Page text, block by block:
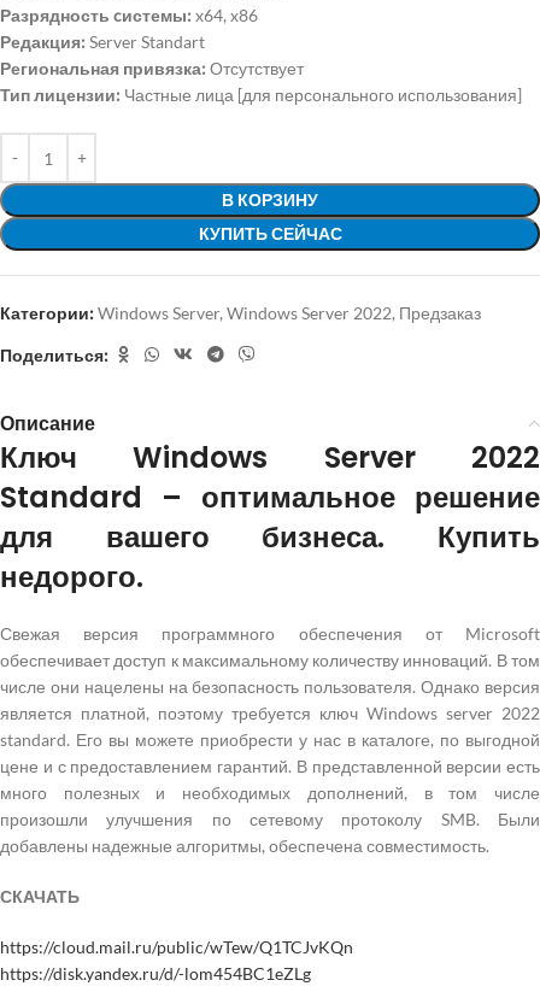
Разрядность cистемы: x64, x86
Редакция: Server Standart
Региональная привязка: Отсутствует
Тип лицензии: Частные лица [для персонального использования]
В КОРЗИНУ
КУПИТЬ СЕЙЧАС
Категории:Windows Server, Windows Server 2022, Предзаказ
Поделиться:
Описание
Ключ Windows Server 2022
Standard – оптимальное решение
для вашего бизнеса. Купить
недорого.
Свежая версия программного обеспечения от Microsoft
обеспечивает доступ к максимальному количеству инноваций. В том
числе они нацелены на безопасность пользователя. Однако версия
является платной, поэтому требуется ключ Windows server 2022
standard. Его вы можете приобрести у нас в каталоге, по выгодной
цене и с предоставлением гарантий. В представленной версии есть
много полезных и необходимых дополнений, в том числе
произошли улучшения по сетевому протоколу SMB. Были
добавлены надежные алгоритмы, обеспечена совместимость.
СКАЧАТЬ
https://cloud.mail.ru/public/wTew/Q1TCJvKQn
https://disk.yandex.ru/d/-lom454BC1eZLg